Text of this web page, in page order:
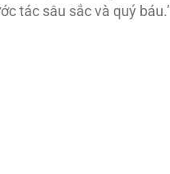
tác sâu sắc và quý báu.’